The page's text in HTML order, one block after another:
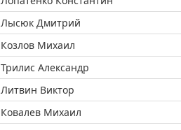
Лысюк Дмитрий
Козлов Михаил
Трилис Александр
Литвин Виктор
Ковалев Михаил